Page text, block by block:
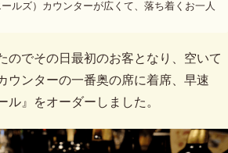
ルズ）カウンターが広くて、落ち着くお一人
のでその日最初のお客となり、空いて
ウンターの一番奥の席に着席、早速
ル』をオーダーしました。